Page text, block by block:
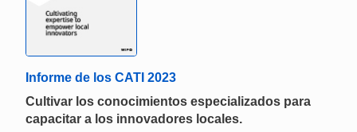
Informe de los CATI 2023
Cultivar los conocimientos especializados para
capacitar a los innovadores locales.